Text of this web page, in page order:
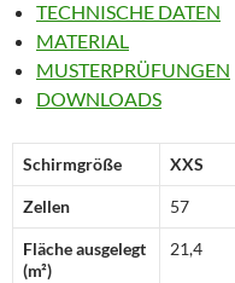
TECHNISCHE DATEN
MATERIAL
MUSTERPRÜFUNGEN
DOWNLOADS
Schirmgröße XXS
Zellen 57
Fläche ausgelegt
(m²)
21,4